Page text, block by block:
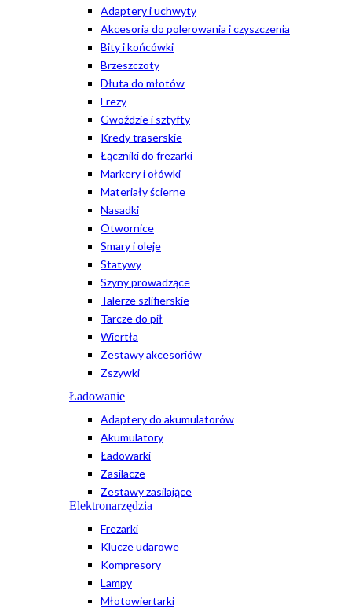
Adaptery i uchwyty
Akcesoria do polerowania i czyszczenia
Bity i końcówki
Brzeszczoty
Dłuta do młotów
Frezy
Gwoździe i sztyfty
Kredy traserskie
Łączniki do frezarki
Markery i ołówki
Materiały ścierne
Nasadki
Otwornice
Smary i oleje
Statywy
Szyny prowadzące
Talerze szlifierskie
Tarcze do pił
Wiertła
Zestawy akcesoriów
Zszywki
Ładowanie
Adaptery do akumulatorów
Akumulatory
Ładowarki
Zasilacze
Zestawy zasilające
Elektronarzędzia
Frezarki
Klucze udarowe
Kompresory
Lampy
Młotowiertarki